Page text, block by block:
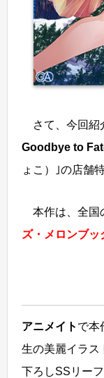
さて、今回紹
Goodbye to
ょこ）｣の店舗
本作は、全国
ズ・メロンブッ
アニメイト で本
生の美麗イラス
下ろしSSリー